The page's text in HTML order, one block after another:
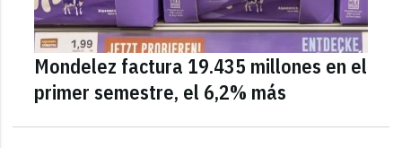
Mondelez factura 19.435 millones en el
primer semestre, el 6,2% más